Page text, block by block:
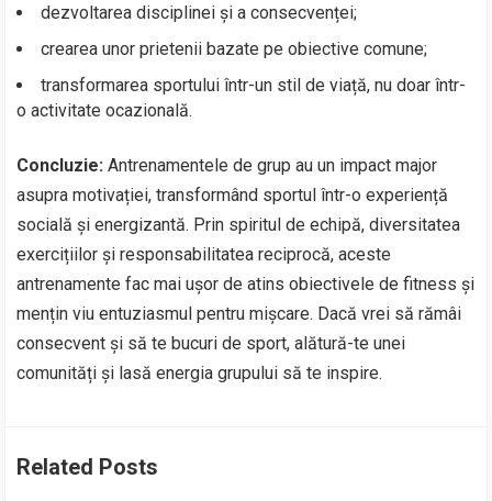
dezvoltarea disciplinei și a consecvenței;
crearea unor prietenii bazate pe obiective comune;
transformarea sportului într-un stil de viață, nu doar într-
o activitate ocazională.
Concluzie: Antrenamentele de grup au un impact major
asupra motivației, transformând sportul într-o experiență
socială și energizantă. Prin spiritul de echipă, diversitatea
exercițiilor și responsabilitatea reciprocă, aceste
antrenamente fac mai ușor de atins obiectivele de fitness și
mențin viu entuziasmul pentru mișcare. Dacă vrei să rămâi
consecvent și să te bucuri de sport, alătură-te unei
comunități și lasă energia grupului să te inspire.
Related Posts